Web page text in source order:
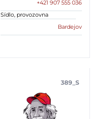
+421 907 555 036
Sídlo, provozovna
Bardejov
389_S